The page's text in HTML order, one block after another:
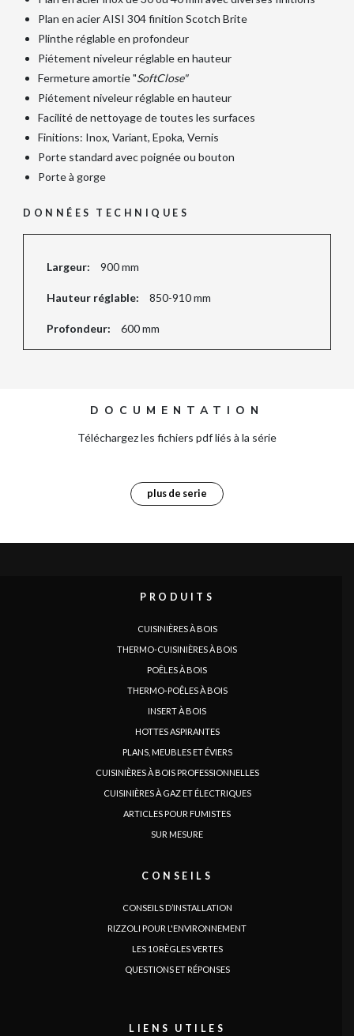
|ES |SE | SK | CZ |
Plan en acier AISI 304 finition Scotch Brite
Plinthe réglable en profondeur
Piétement niveleur réglable en hauteur
Fermeture amortie "SoftClose"
Piétement niveleur réglable en hauteur
Facilité de nettoyage de toutes les surfaces
Finitions: Inox, Variant, Epoka, Vernis
Porte standard avec poignée ou bouton
Porte à gorge
DONNÉES TECHNIQUES
Largeur: 900 mm
Hauteur réglable: 850-910 mm
Profondeur: 600 mm
DOCUMENTATION
Téléchargez les fichiers pdf liés à la série
plus de serie
PRODUITS
CUISINIÈRES À BOIS
THERMO-CUISINIÈRES À BOIS
POÊLES À BOIS
THERMO-POÊLES À BOIS
INSERT À BOIS
HOTTES ASPIRANTES
PLANS, MEUBLES ET ÉVIERS
CUISINIÈRES À BOIS PROFESSIONNELLES
CUISINIÈRES À GAZ ET ÉLECTRIQUES
ARTICLES POUR FUMISTES
SUR MESURE
CONSEILS
CONSEILS D’INSTALLATION
RIZZOLI POUR L'ENVIRONNEMENT
LES 10 RÈGLES VERTES
QUESTIONS ET RÉPONSES
LIENS UTILES